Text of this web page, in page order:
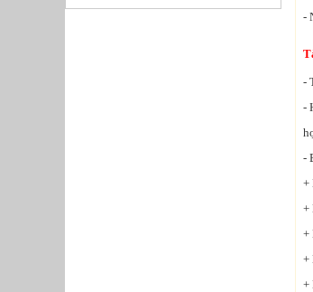
-
-
-
-
+
+
+
+
+